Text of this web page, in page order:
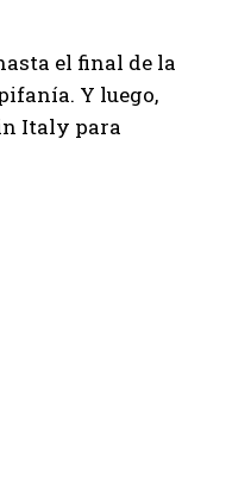
el final de la
Y luego,
Italy para